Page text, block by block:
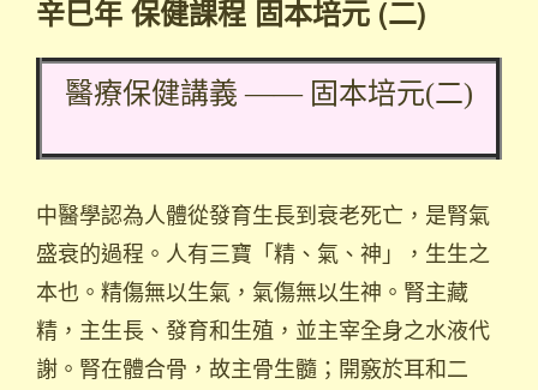
辛巳年 保健課程 固本培元 (二)
醫療保健講義 —— 固本培元(二)
中醫學認為人體從發育生長到衰老死亡，是腎氣
盛衰的過程。人有三寶「精、氣、神」，生生之
本也。精傷無以生氣，氣傷無以生神。腎主藏
精，主生長、發育和生殖，並主宰全身之水液代
謝。腎在體合骨，故主骨生髓；開竅於耳和二